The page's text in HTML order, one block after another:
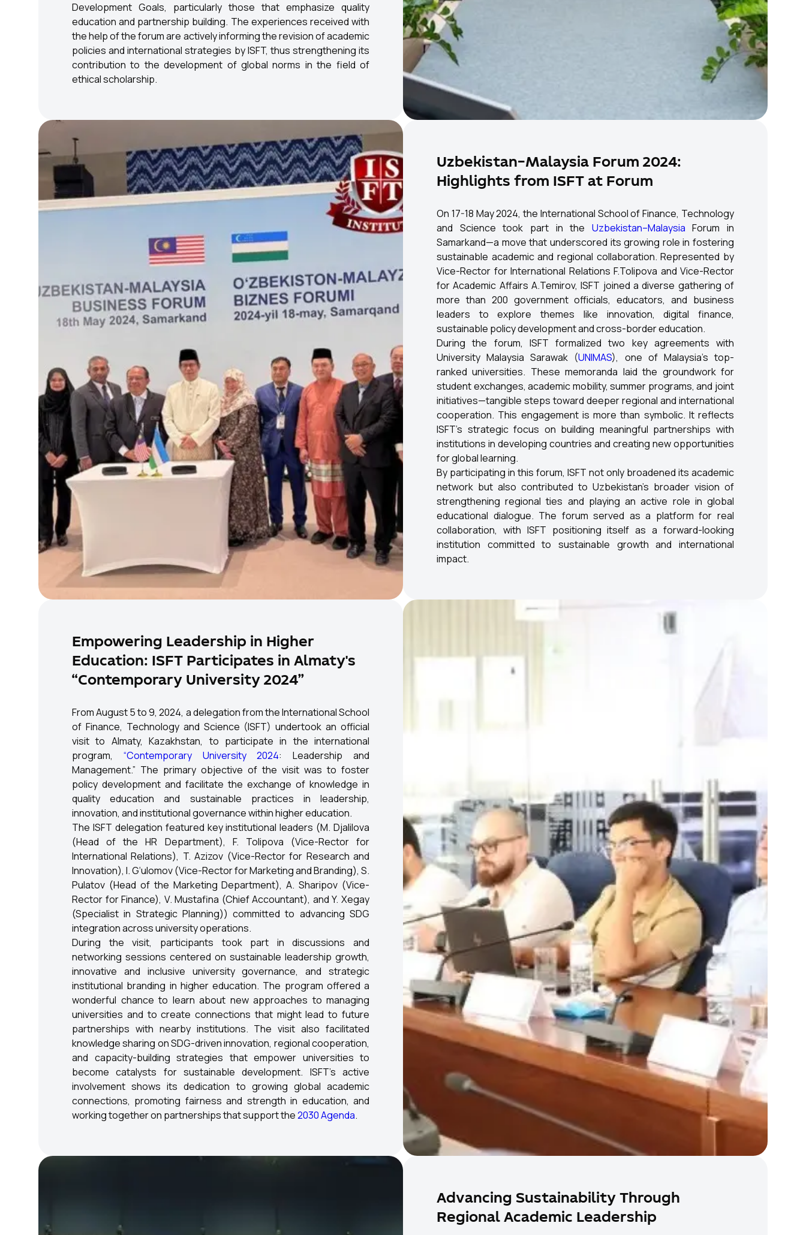
Development Goals, particularly those that emphasize quality
education and partnership building. The experiences received with
the help of the forum are actively informing the revision of academic
policies and international strategies by ISFT, thus strengthening its
contribution to the development of global norms in the field of
ethical scholarship.
Uzbekistan–Malaysia Forum 2024:
Highlights from ISFT at Forum
On 17-18 May 2024, the International School of Finance, Technology
and Science took part in the Uzbekistan–Malaysia Forum in
Samarkand—a move that underscored its growing role in fostering
sustainable academic and regional collaboration. Represented by
Vice-Rector for International Relations F.Tolipova and Vice-Rector
for Academic Affairs A.Temirov, ISFT joined a diverse gathering of
more than 200 government officials, educators, and business
leaders to explore themes like innovation, digital finance,
sustainable policy development and cross-border education.
During the forum, ISFT formalized two key agreements with
University Malaysia Sarawak (UNIMAS), one of Malaysia’s top-
ranked universities. These memoranda laid the groundwork for
student exchanges, academic mobility, summer programs, and joint
initiatives—tangible steps toward deeper regional and international
cooperation. This engagement is more than symbolic. It reflects
ISFT’s strategic focus on building meaningful partnerships with
institutions in developing countries and creating new opportunities
for global learning.
By participating in this forum, ISFT not only broadened its academic
network but also contributed to Uzbekistan’s broader vision of
strengthening regional ties and playing an active role in global
educational dialogue. The forum served as a platform for real
collaboration, with ISFT positioning itself as a forward-looking
institution committed to sustainable growth and international
impact.
Empowering Leadership in Higher
Education: ISFT Participates in Almaty's
“Contemporary University 2024”
From August 5 to 9, 2024, a delegation from the International School
of Finance, Technology and Science (ISFT) undertook an official
visit to Almaty, Kazakhstan, to participate in the international
program, “Contemporary University 2024: Leadership and
Management.” The primary objective of the visit was to foster
policy development and facilitate the exchange of knowledge in
quality education and sustainable practices in leadership,
innovation, and institutional governance within higher education.
The ISFT delegation featured key institutional leaders (M. Djalilova
(Head of the HR Department), F. Tolipova (Vice-Rector for
International Relations), T. Azizov (Vice-Rector for Research and
Innovation), I. G‘ulomov (Vice-Rector for Marketing and Branding), S.
Pulatov (Head of the Marketing Department), A. Sharipov (Vice-
Rector for Finance), V. Mustafina (Chief Accountant), and Y. Xegay
(Specialist in Strategic Planning)) committed to advancing SDG
integration across university operations.
During the visit, participants took part in discussions and
networking sessions centered on sustainable leadership growth,
innovative and inclusive university governance, and strategic
institutional branding in higher education. The program offered a
wonderful chance to learn about new approaches to managing
universities and to create connections that might lead to future
partnerships with nearby institutions. The visit also facilitated
knowledge sharing on SDG-driven innovation, regional cooperation,
and capacity-building strategies that empower universities to
become catalysts for sustainable development. ISFT’s active
involvement shows its dedication to growing global academic
connections, promoting fairness and strength in education, and
working together on partnerships that support the2030 Agenda.
Advancing Sustainability Through
Regional Academic Leadership